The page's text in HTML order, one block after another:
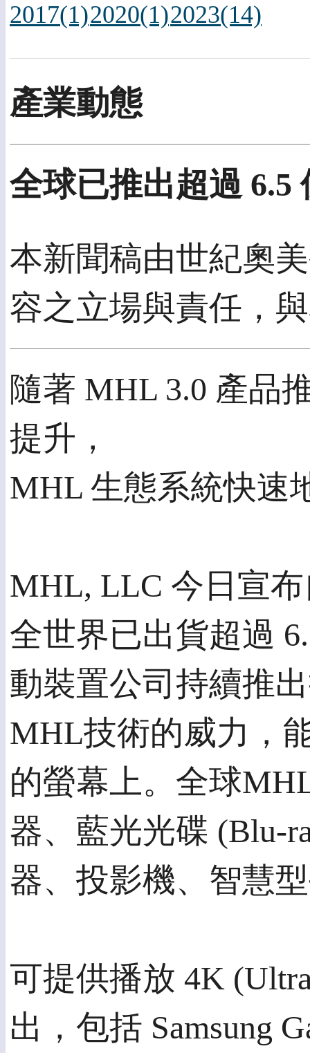
2017(1)2020(1)2023(14)
產業動態
全球已推出超過
本新聞稿由世紀奧
容之立場與責任，
隨著 MHL 3.0 產品
提升，
MHL 生態系統快速
MHL, LLC 今日宣
全世界已出貨超過
動裝置公司持續推
MHL技術的威力，
的螢幕上。全球
器、藍光光碟 (Blu-
器、投影機、智慧
可提供播放 4K
出，包括 Samsung